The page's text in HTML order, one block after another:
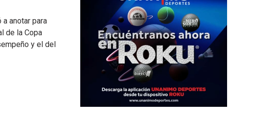
anotar para
de la Copa
y el del